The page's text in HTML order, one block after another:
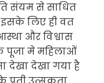
संयम से साधित
इसके लिए ही वत
और विश्वास
पूजा मे महिलाओं
देखा देखा गया है